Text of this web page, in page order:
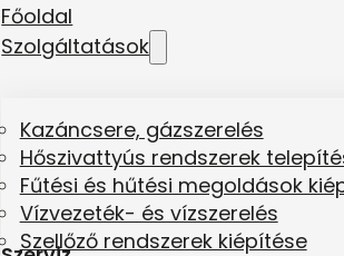
Főoldal
Szolgáltatások
Kazáncsere, gázszerelés
Hőszivattyús rendszerek
Fűtési és hűtési megoldások
Vízvezeték- és vízszerelés
Szellőző rendszerek kiépítése